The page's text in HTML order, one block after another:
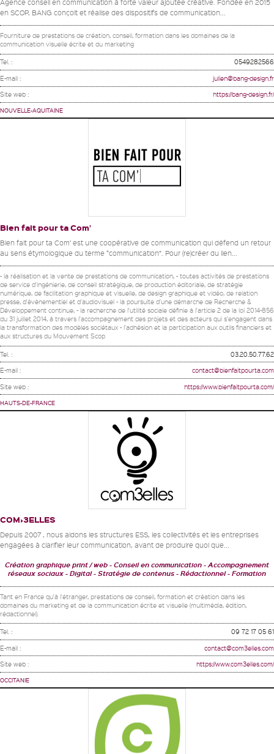
Agence conseil en communication à forte valeur ajoutée créative. Fondée en 2015
en SCOP, BANG conçoit et réalise des dispositifs de communication...
Fourniture de prestations de création, conseil, formation dans les domaines de la
communication visuelle écrite et du marketing
Tel. : 0549282566
E-mail : julien@bang-design.fr
Site web : https://bang-design.fr/
NOUVELLE-AQUITAINE
Bien fait pour ta Com’
Bien fait pour ta Com’ est une coopérative de communication qui défend un retour
au sens étymologique du terme “communication”. Pour (re)créer du lien...
- la réalisation et la vente de prestations de communication, - toutes activités de prestations
de service d'ingénierie, de conseil stratégique, de production éditoriale, de stratégie
numérique, de facilitation graphique et visuelle, de design graphique et vidéo, de relation
presse, d'évènementiel et d'audiovisuel - la poursuite d'une démarche de Recherche &
Développement continue, - la recherche de l'utilité sociale définie à l'article 2 de la loi 2014-856
du 31 juillet 2014, à travers l'accompagnement des projets et des acteurs qui s'engagent dans
la transformation des modèles sociétaux - l'adhésion et la participation aux outils financiers et
aux structures du Mouvement Scop
Tel. : 03.20.50.77.62
E-mail : contact@bienfaitpourta.com
Site web : https://www.bienfaitpourta.com/
HAUTS-DE-FRANCE
COM›3ELLES
Depuis 2007 , nous aidons les structures ESS, les collectivités et les entreprises
engagées à clarifier leur communication, avant de produire quoi que...
Création graphique print / web - Conseil en communication - Accompagnement
réseaux sociaux - Digital
Stratégie de contenus - Rédactionnel Formation
Tant en France qu'à l'étranger, prestations de conseil, formation et création dans les
domaines du marketing et de la communication écrite et visuelle (multimédia, édition,
rédactionnel).
Tel. : 09 72 17 05 61
E-mail : contact@com3elles.com
Site web : https://www.com3elles.com/
OCCITANIE